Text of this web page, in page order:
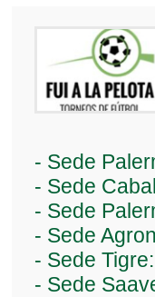
- Sede
- Sede
- Sede
- Sede
- Sede
- Sede